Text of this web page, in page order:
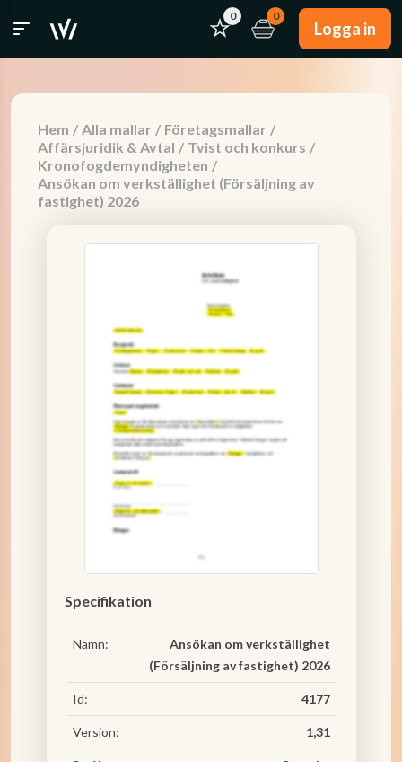
0 0
Logga in
Hem / Alla mallar / Företagsmallar /
Affärsjuridik & Avtal / Tvist och konkurs /
Kronofogdemyndigheten /
Ansökan om verkställighet (Försäljning av
fastighet) 2026
Specifikation
Namn:
Ansökan om verkställighet
(Försäljning av fastighet) 2026
Id: 4177
Version: 1,31